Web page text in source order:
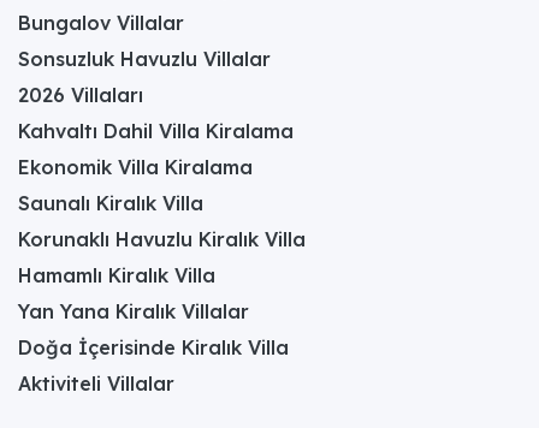
Bungalov Villalar
Sonsuzluk Havuzlu Villalar
2026 Villaları
Kahvaltı Dahil Villa Kiralama
Ekonomik Villa Kiralama
Saunalı Kiralık Villa
Korunaklı Havuzlu Kiralık Villa
Hamamlı Kiralık Villa
Yan Yana Kiralık Villalar
Doğa İçerisinde Kiralık Villa
Aktiviteli Villalar